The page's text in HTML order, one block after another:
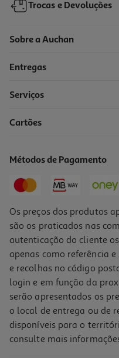
Base L'oréal Accord Parfait
Trocas e Devoluções
Sobre a Auchan
Entregas
Serviços
Cartões
Métodos de Pagamento
Os preços dos produtos
são os praticados nas
autenticação do cliente
apenas como referência
e recolhas no código
login e em função da
serão apresentados os
o local de entrega ou de
disponíveis para o
consulte mais